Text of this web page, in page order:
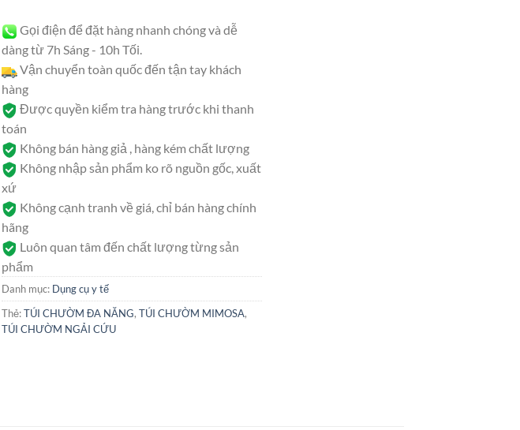
Gọi điện để đặt hàng nhanh chóng và dễ
dàng từ 7h Sáng - 10h Tối.
Vận chuyển toàn quốc đến tận tay khách
hàng
Được quyền kiểm tra hàng trước khi thanh
toán
Không bán hàng giả , hàng kém chất lượng
Không nhập sản phẩm ko rõ nguồn gốc, xuất
xứ
Không cạnh tranh về giá, chỉ bán hàng chính
hãng
Luôn quan tâm đến chất lượng từng sản
phẩm
Danh mục: Dụng cụ y tế
Thẻ:TÚI CHƯỜM ĐA NĂNG, TÚI CHƯỜM MIMOSA,
TÚI CHƯỜM NGẢI CỨU